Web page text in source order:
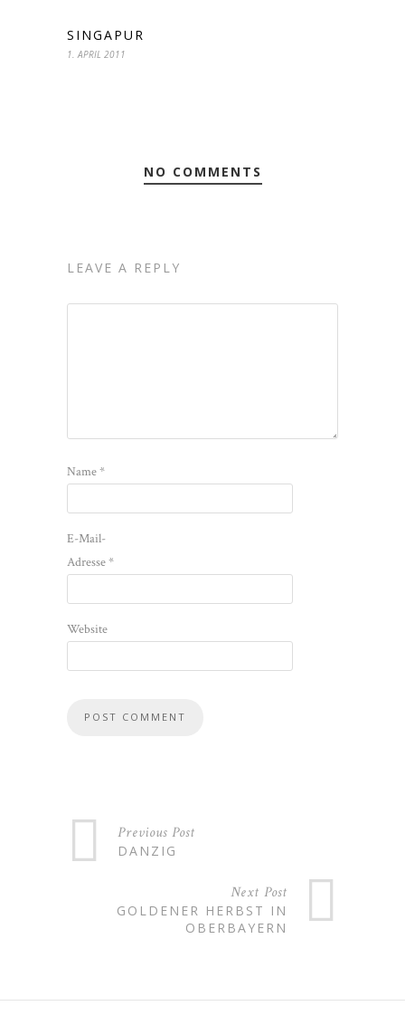
SINGAPUR
1. APRIL 2011
NO COMMENTS
LEAVE A REPLY
Name*
E-Mail-
Adresse*
Website
Previous Post
DANZIG
Next Post
GOLDENER HERBST IN
OBERBAYERN